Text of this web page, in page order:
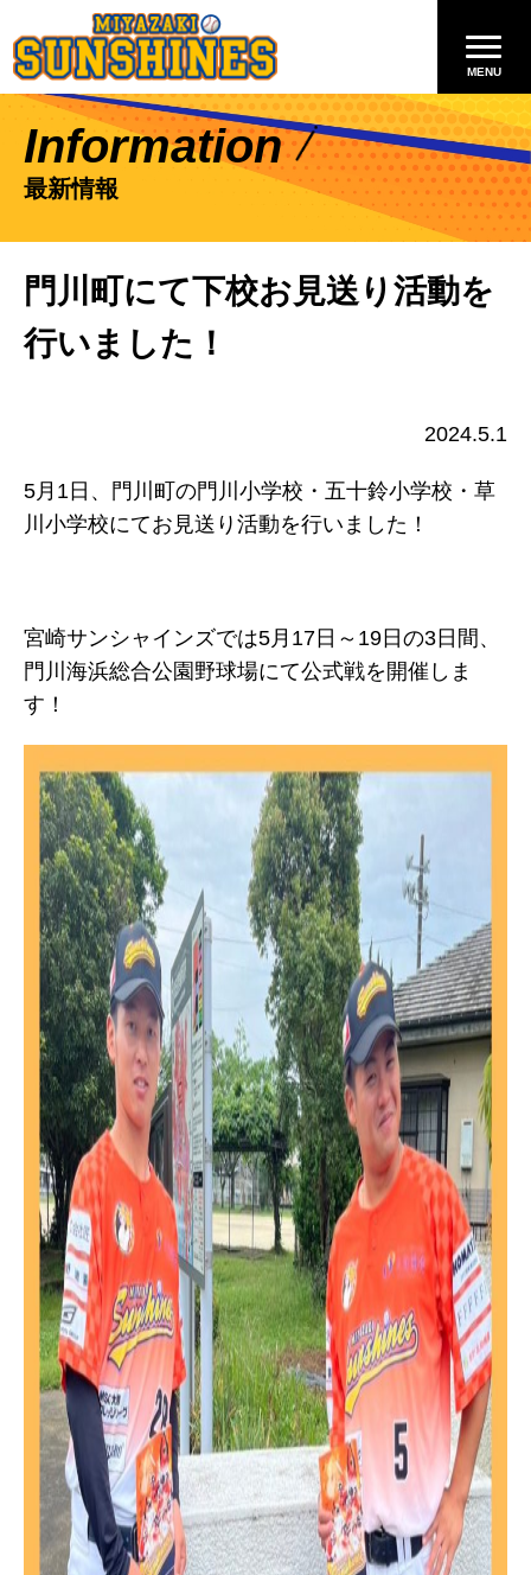
Information
最新情報
門川町にて下校お見送り活動を
行いました！
2024.5.1
5月1日、門川町の門川小学校・五十鈴小学校・草
川小学校にてお見送り活動を行いました！
宮崎サンシャインズでは5月17日～19日の3日間、
門川海浜総合公園野球場にて公式戦を開催しま
す！